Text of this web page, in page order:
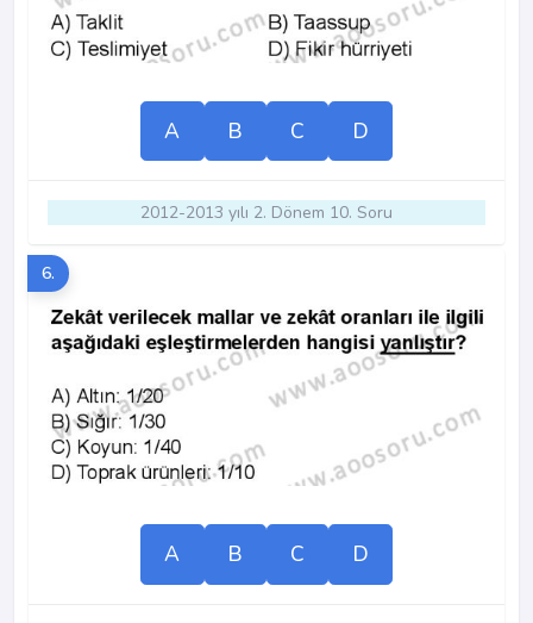
A B C D
2012-2013 yılı 2. Dönem 10. Soru
6.
A B C D